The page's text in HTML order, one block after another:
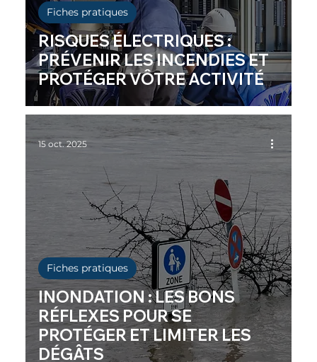
RISQUES ÉLECTRIQUES :
PRÉVENIR LES INCENDIES ET
PROTÉGER VÔTRE ACTIVITÉ
Fiches pratiques
INONDATION : LES BONS
RÉFLEXES POUR SE
PROTÉGER ET LIMITER LES
DÉGÂTS
Fiches pratiques
15 oct. 2025